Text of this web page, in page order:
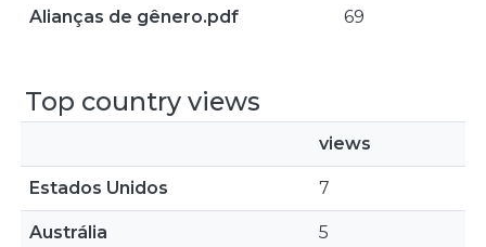
Alianças de gênero.pdf 69
Top country views
views
Estados Unidos 7
Austrália 5